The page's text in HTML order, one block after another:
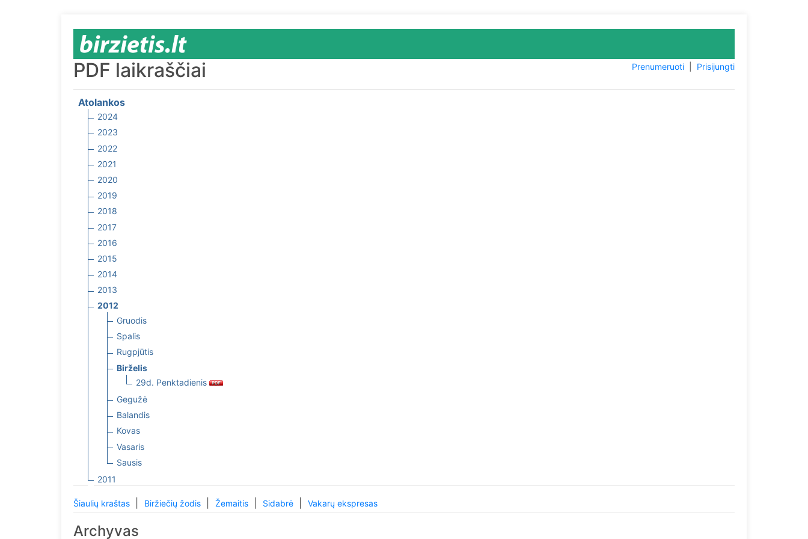
PDF laikraščiai Prenumeruoti| Prisijungti
Atolankos
2024
2023
2022
2021
2020
2019
2018
2017
2016
2015
2014
2013
2012
Gruodis
Spalis
Rugpjūtis
Birželis
29d. Penktadienis
Gegužė
Balandis
Kovas
Vasaris
Sausis
2011
Šiaulių kraštas Biržiečių žodis Žemaitis Sidabrė Vakarų ekspresas
Archyvas